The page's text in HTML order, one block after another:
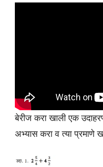
बेरीज करा खाली एक
अभ्यास करा व त्या प्रमाणे